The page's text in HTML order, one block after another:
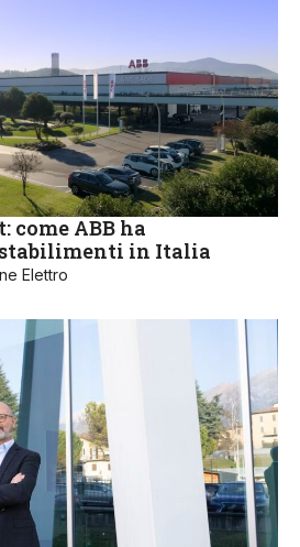
come ABB ha
in Italia
Elettro